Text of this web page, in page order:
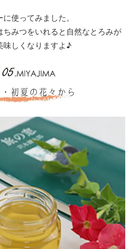
使ってみました。
ちみつをいれると自然なとろみが
味しくなりますよ♪